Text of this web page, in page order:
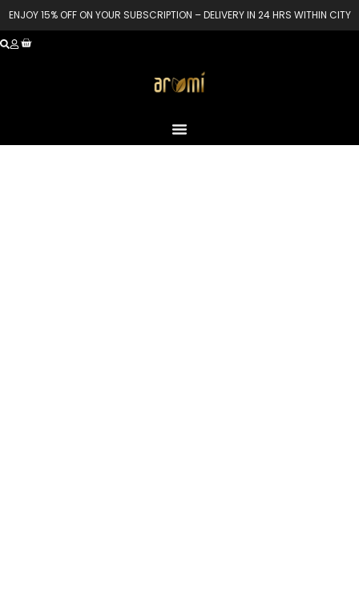
ENJOY 15% OFF ON YOUR SUBSCRIPTION – DELIVERY IN 24 HRS WITHIN CITY